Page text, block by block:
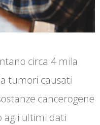
circa 4 mila
tumori causati
cancerogene
agli ultimi dati